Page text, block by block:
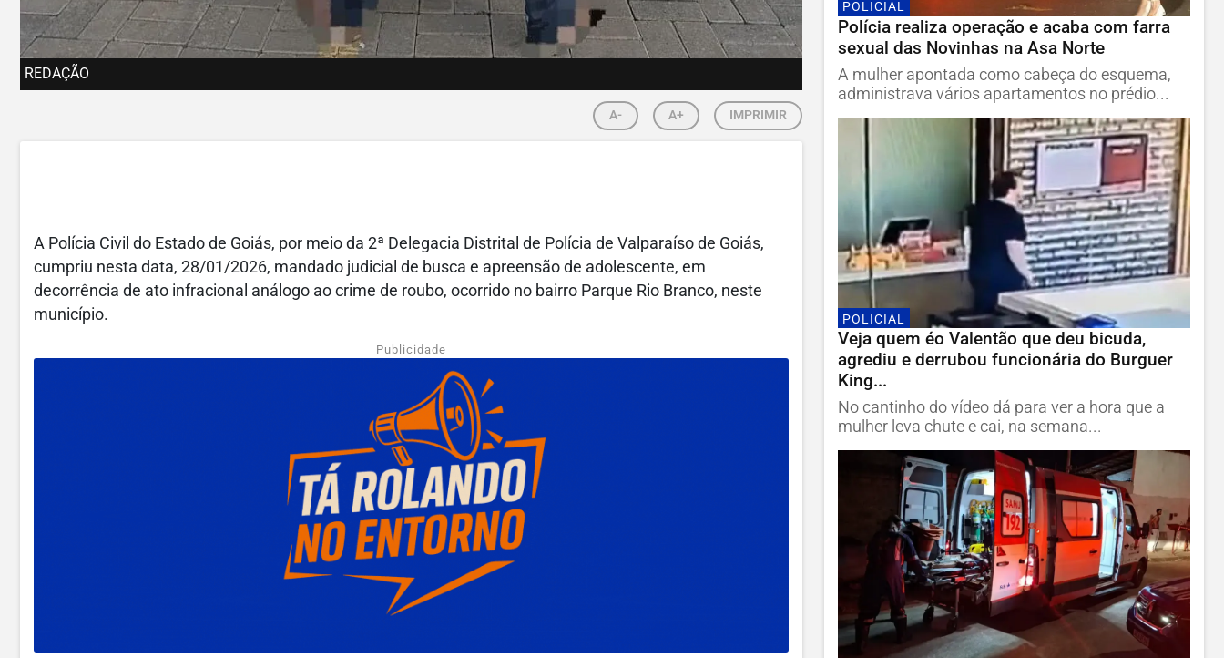
REDAÇÃO
A- A+ IMPRIMIR
A Polícia Civil do Estado de Goiás, por meio da 2ª Delegacia Distrital de Polícia de Valparaíso de Goiás,
cumpriu nesta data, 28/01/2026, mandado judicial de busca e apreensão de adolescente, em
decorrência de ato infracional análogo ao crime de roubo, ocorrido no bairro Parque Rio Branco, neste
município.
Publicidade
POLICIAL
Polícia realiza operação e acaba com farra
sexual das Novinhas na Asa Norte
A mulher apontada como cabeça do esquema,
administrava vários apartamentos no prédio...
POLICIAL
Veja quem éo Valentão que deu bicuda,
agrediu e derrubou funcionária do Burguer
King...
No cantinho do vídeo dá para ver a hora que a
mulher leva chute e cai, na semana...